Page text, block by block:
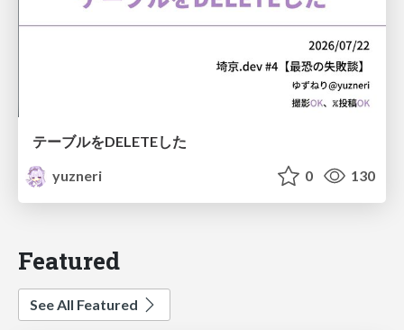
テーブルをDELETEした
yuzneri
0 130
Featured
See All Featured